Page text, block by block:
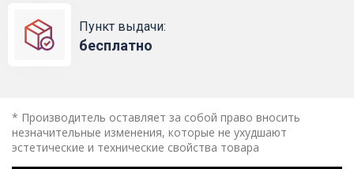
Пункт выдачи:
бесплатно
* Производитель оставляет за собой право вносить
незначительные изменения, которые не ухудшают
эстетические и технические свойства товара